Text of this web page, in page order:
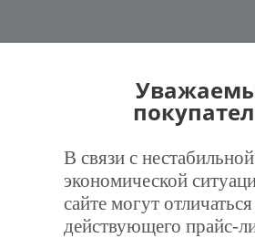
Рекомендуем
ХИТ
В связи с нестабильной
экономической
сайте могут
действующего прайс-